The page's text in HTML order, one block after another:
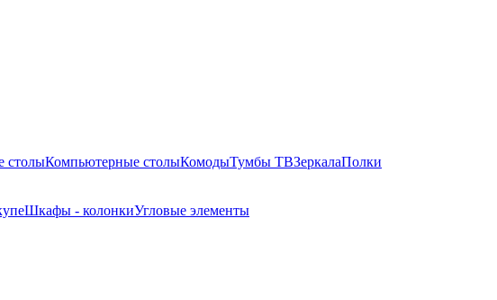
столыКомпьютерные столыКомодыТумбы ТВЗеркалаПолки
Шкафы - колонкиУгловые элементы